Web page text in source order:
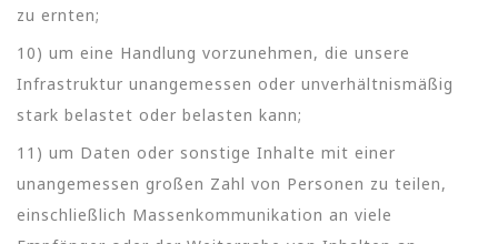
zu ernten;
10) um eine Handlung vorzunehmen, die unsere
Infrastruktur unangemessen oder unverhältnismäßig
stark belastet oder belasten kann;
11) um Daten oder sonstige Inhalte mit einer
unangemessen großen Zahl von Personen zu teilen,
einschließlich Massenkommunikation an viele